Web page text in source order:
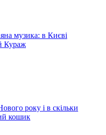
музика: в Києві
Кураж
року і в скільки
кошик